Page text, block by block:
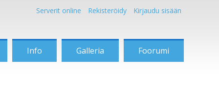
Serverit online Rekisteröidy Kirjaudu sisään
Info Galleria Foorumi